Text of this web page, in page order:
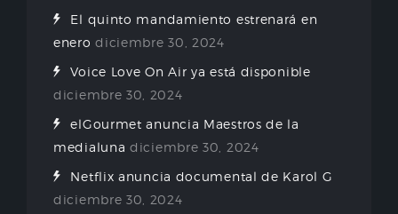
El quinto mandamiento estrenará en
enero diciembre 30, 2024
Voice Love On Air ya está disponible
diciembre 30, 2024
elGourmet anuncia Maestros de la
medialuna diciembre 30, 2024
Netflix anuncia documental de Karol G
diciembre 30, 2024